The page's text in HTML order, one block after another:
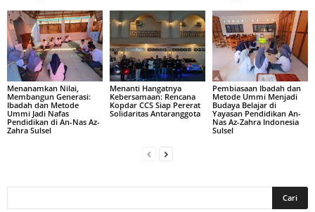
Menanamkan Nilai,
Membangun Generasi:
Ibadah dan Metode
Ummi Jadi Nafas
Pendidikan di An-Nas Az-
Zahra Sulsel
Menanti Hangatnya
Kebersamaan: Rencana
Kopdar CCS Siap Pererat
Solidaritas Antaranggota
Pembiasaan Ibadah dan
Metode Ummi Menjadi
Budaya Belajar di
Yayasan Pendidikan An-
Nas Az-Zahra Indonesia
Sulsel